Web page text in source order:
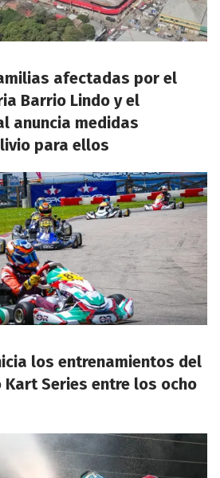
afectadas por el
Barrio Lindo y el
anuncia medidas
para ellos
los entrenamientos del
Kart Series entre los ocho